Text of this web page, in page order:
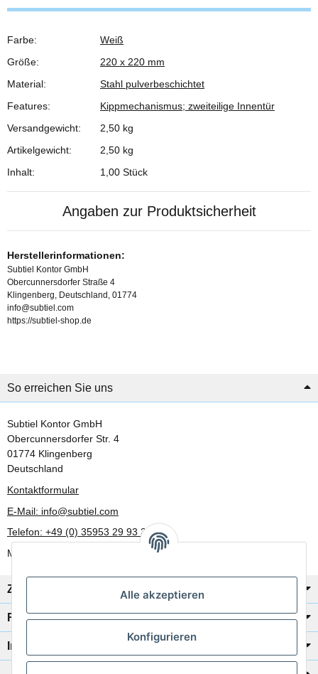
Alle akzeptieren
Konfigurieren
Produkteigenschaft
Wert
Farbe:
Weiß
Größe:
220 x 220 mm
Material:
Stahl pulverbeschichtet
Features:
Kippmechanismus; zweiteilige Innentür
Versandgewicht:
2,50 kg
Artikelgewicht:
2,50 kg
Inhalt:
1,00 Stück
Angaben zur Produktsicherheit
Herstellerinformationen:
Subtiel Kontor GmbH
Obercunnersdorfer Straße 4
Klingenberg, Deutschland, 01774
info@subtiel.com
https://subtiel-shop.de
So erreichen Sie uns
Subtiel Kontor GmbH
Obercunnersdorfer Str. 4
01774 Klingenberg
Deutschland
Kontaktformular
E-Mail: info@subtiel.com
Telefon: +49 (0) 35953 29 93 30
Mo-Fr: 8:00 Uhr - 17:00 Uhr
Zahlung/Versand
Rechtliches
Informationen